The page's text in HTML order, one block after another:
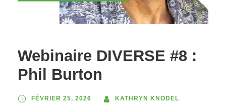
Webinaire DIVERSE #8 :
Phil Burton
FÉVRIER 25, 2026
KATHRYN KNODEL